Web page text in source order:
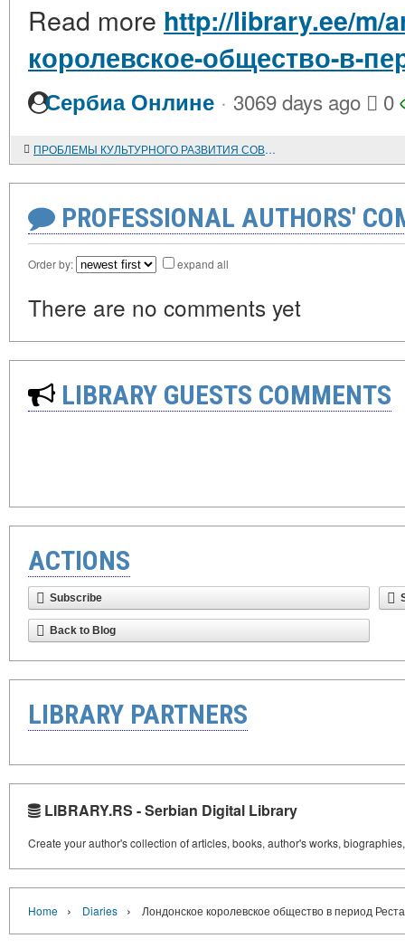
Read more http://library.ee/m/
королевское-общество-в-
Сербиа Онлине · 3069 days ago 0
ПРОБЛЕМЫ КУЛЬТУРНОГО РАЗВИТИЯ СОВЕТСКОГО КРЕСТЬЯНСТВА В ИСТОРИЧЕСКОЙ ЛИТЕРАТУРЕ 1970-х ГОДОВ
PROFESSIONAL AUTHORS'
Order by: expand all
There are no comments yet
LIBRARY GUESTS COMMENTS
ACTIONS
Subscribe
Back to Blog
LIBRARY PARTNERS
LIBRARY.RS - Serbian Digital Library
Create your author's collection of articles, books, author's works,
Home › Diaries › Лондонское королевское общество в период